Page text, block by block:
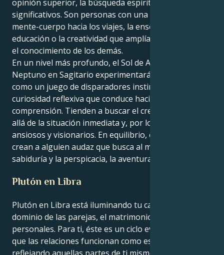
opinión superior, la búsqueda espiritual y los viajes
significativos. Son personas con una configuración
mente-cuerpo hacia los viajes, la enseñanza de la
educación o la creatividad que amplía la conciencia y
el conocimiento de los demás.
En un nivel más profundo, el Sol de Aries con
Neptuno en Sagitario experimentará la existencia
como un juego de disparadores instintivos y
curiosidad reflexiva que conduce hacia la
comprensión. Tienden a buscar el crecimiento más
allá de la situación inmediata y, por lo general, son
ansiosos y visionarios. En equilibrio, estas energías
crean a alguien audaz que busca al mismo tiempo la
sabiduría y la perspicacia, la aventura y la expansión.
Plutón en Libra
Plutón en Libra está iluminando tu casa 7, Aries - el
dominio de las parejas, el matrimonio y las relaciones
personales. Para ti, éste es un ciclo evolutivo en el
que las relaciones funcionan como espejos,